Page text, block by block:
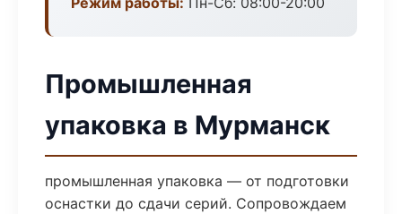
Промышленная
упаковка в Мурманск
промышленная упаковка — от подготовки
оснастки до сдачи серий. Сопровождаем